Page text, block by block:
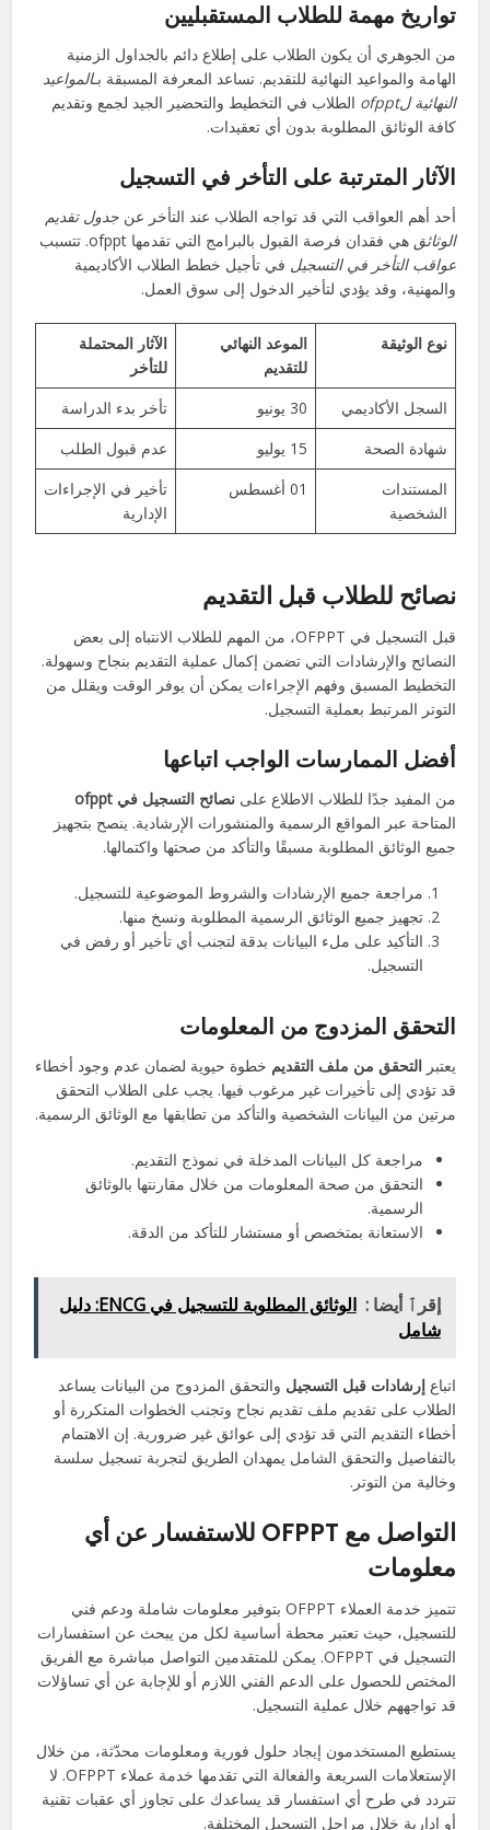
تواريخ مهمة للطلاب المستقبليين
من الجوهري أن يكون الطلاب على إطلاع دائم بالجداول الزمنية
الهامة والمواعيد النهائية للتقديم. تساعد المعرفة المسبقة بـالمواعيد
النهائية لofppt
الطلاب في التخطيط والتحضير الجيد لجمع وتقديم
كافة الوثائق المطلوبة بدون أي تعقيدات.
الآثار المترتبة على التأخر في التسجيل
أحد أهم العواقب التي قد تواجه الطلاب عند التأخر عنجدول تقديم
الوثائق هي فقدان فرصة القبول بالبرامج التي تقدمها ofppt. تتسبب
عواقب التأخر في التسجيل في تأجيل خطط الطلاب الأكاديمية
والمهنية، وقد يؤدي لتأخير الدخول إلى سوق العمل.
نوع الوثيقة
الموعد النهائي
للتقديم
الآثار المحتملة
للتأخر
السجل الأكاديمي
30 يونيو
تأخر بدء الدراسة
شهادة الصحة
15 يوليو
عدم قبول الطلب
المستندات
الشخصية
01 أغسطس
تأخير في الإجراءات
الإدارية
نصائح للطلاب قبل التقديم
قبل التسجيل في OFPPT، من المهم للطلاب الانتباه إلى بعض
النصائح والإرشادات التي تضمن إكمال عملية التقديم بنجاح وسهولة.
التخطيط المسبق وفهم الإجراءات يمكن أن يوفر الوقت ويقلل من
التوتر المرتبط بعملية التسجيل.
أفضل الممارسات الواجب اتباعها
من المفيد جدًا للطلاب الاطلاع علىنصائح التسجيل في ofppt
المتاحة عبر المواقع الرسمية والمنشورات الإرشادية. ينصح بتجهيز
جميع الوثائق المطلوبة مسبقًا والتأكد من صحتها واكتمالها.
مراجعة جميع الإرشادات والشروط الموضوعية للتسجيل.
تجهيز جميع الوثائق الرسمية المطلوبة ونسخ منها.
التأكيد على ملء البيانات بدقة لتجنب أي تأخير أو رفض في
التسجيل.
التحقق المزدوج من المعلومات
يعتبر التحقق من ملف التقديم خطوة حيوية لضمان عدم وجود أخطاء
قد تؤدي إلى تأخيرات غير مرغوب فيها. يجب على الطلاب التحقق
مرتين من البيانات الشخصية والتأكد من تطابقها مع الوثائق الرسمية.
مراجعة كل البيانات المدخلة في نموذج التقديم.
التحقق من صحة المعلومات من خلال مقارنتها بالوثائق
الرسمية.
الاستعانة بمتخصص أو مستشار للتأكد من الدقة.
إقرٱ أيضا :
الوثائق المطلوبة للتسجيل في ENCG: دليل
شامل
اتباع إرشادات قبل التسجيل والتحقق المزدوج من البيانات يساعد
الطلاب على تقديم ملف تقديم نجاح وتجنب الخطوات المتكررة أو
أخطاء التقديم التي قد تؤدي إلى عوائق غير ضرورية. إن الاهتمام
بالتفاصيل والتحقق الشامل يمهدان الطريق لتجربة تسجيل سلسة
وخالية من التوتر.
التواصل مع OFPPT للاستفسار عن أي
معلومات
تتميز خدمة العملاء OFPPT بتوفير معلومات شاملة ودعم فني
للتسجيل، حيث تعتبر محطة أساسية لكل من يبحث عن استفسارات
التسجيل في OFPPT. يمكن للمتقدمين التواصل مباشرة مع الفريق
المختص للحصول على الدعم الفني اللازم أو للإجابة عن أي تساؤلات
قد تواجههم خلال عملية التسجيل.
يستطيع المستخدمون إيجاد حلول فورية ومعلومات محدّثة، من خلال
الإستعلامات السريعة والفعالة التي تقدمها خدمة عملاء OFPPT. لا
تتردد في طرح أي استفسار قد يساعدك على تجاوز أي عقبات تقنية
أو إدارية خلال مراحل التسجيل المختلفة.